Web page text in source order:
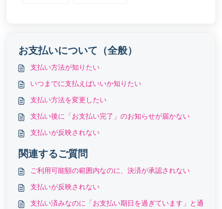
お支払いについて（全般）
支払い方法が知りたい
いつまでに支払えばいいか知りたい
支払い方法を変更したい
支払い後に「お支払い完了」のお知らせが届かない
支払いが反映されない
関連するご質問
ご利用可能額の範囲内なのに、決済が承認されない
支払いが反映されない
支払い済みなのに「お支払い期日を過ぎています」と通